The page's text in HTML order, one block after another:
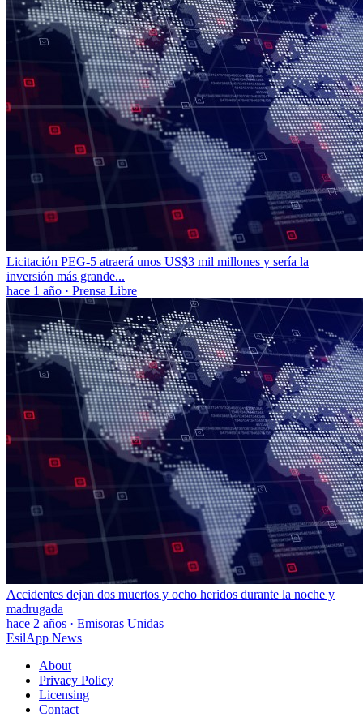
Licitación PEG-5 atraerá unos US$3 mil millones y sería la
inversión más grande...
hace 1 año · Prensa Libre
Accidentes dejan dos muertos y ocho heridos durante la noche y
madrugada
hace 2 años · Emisoras Unidas
EsilApp News
About
Privacy Policy
Licensing
Contact